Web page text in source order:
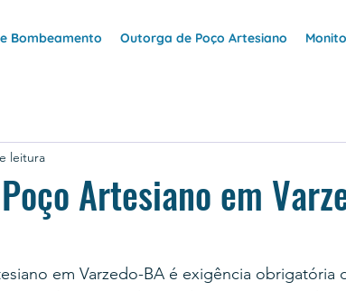
Bombeamento Outorga de Poço Artesiano
Artesiano em
leitura
em Varzedo-BA é exigência obrigatória